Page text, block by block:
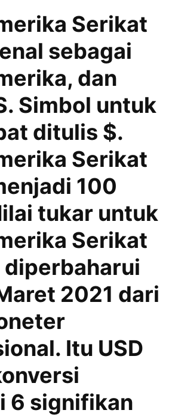
Serikat
sebagai
dan
Simbol untuk
ditulis $.
Serikat
100
tukar untuk
Serikat
2021 dari
Itu USD
6 signifikan